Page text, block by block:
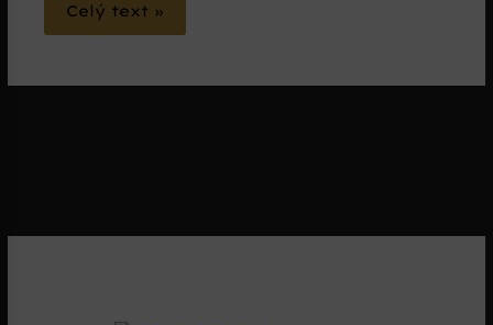
Celý text »